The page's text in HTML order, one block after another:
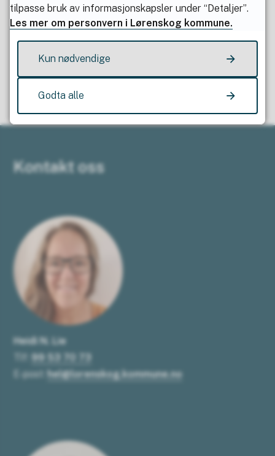
Fant du det du lette etter?
Ja Nei
Kontakt oss
Heidi N. Lie
99 53 70 73
E-post:
hel@lorenskog.kommune.no
tilpasse bruk av informasjonskapsler under “Detaljer”.
Les mer om personvern i Lørenskog kommune.
Kun nødvendige
Godta alle